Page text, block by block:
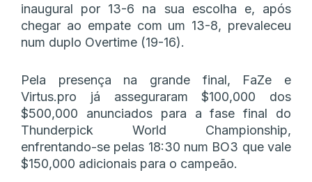
inaugural por 13-6 na sua escolha e, após
chegar ao empate com um 13-8, prevaleceu
num duplo Overtime (19-16).
Pela presença na grande final, FaZe e
Virtus.pro já asseguraram $100,000 dos
$500,000 anunciados para a fase final do
Thunderpick World Championship,
enfrentando-se pelas 18:30 num BO3 que vale
$150,000 adicionais para o campeão.